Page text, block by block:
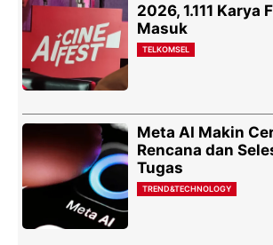
2026, 1.111 Karya
Masuk
TELKOMSEL
Meta AI Makin
Rencana dan
Tugas
TREND&TECHNOLOGY